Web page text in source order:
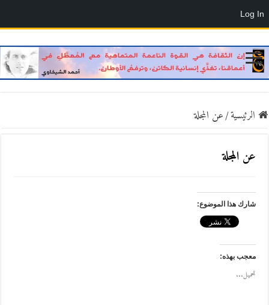
الرئيسية/عن المجلة
عن المجلة
شارك هذا الموضوع:
معجب بهذه:
تحميل...
Log In